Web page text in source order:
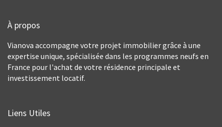
À propos
Vianova accompagne votre projet immobilier grâce à une
expertise unique, spécialisée dans les programmes neufs en
France pour l'achat de votre résidence principale et
investissement locatif.
Liens Utiles